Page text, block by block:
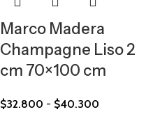
Marco Madera
Champagne Liso 2
cm 70×100 cm
$32.800 - $40.300